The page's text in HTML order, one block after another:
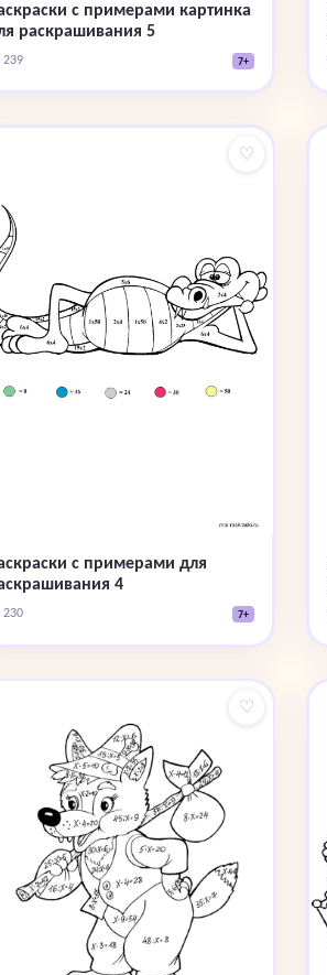
с примерами картинка
раскрашивания 5
7+
♡
с примерами для
4
7+
♡